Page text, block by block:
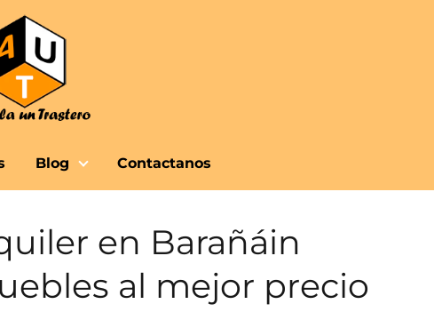
Blog Contactanos
en Barañáin
al mejor precio